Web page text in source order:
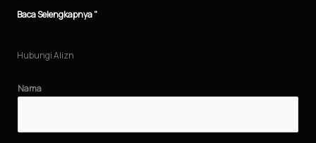
Baca Selengkapnya "
Hubungi Alizn
Nama